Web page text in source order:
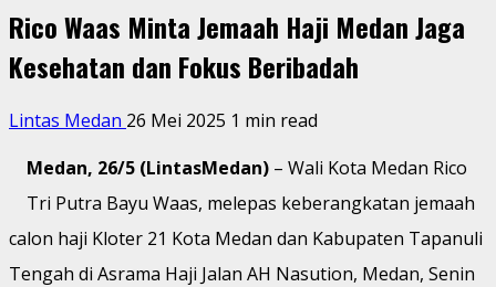
Rico Waas Minta Jemaah Haji Medan Jaga
Kesehatan dan Fokus Beribadah
Lintas Medan 26 Mei 2025 1 min read
Medan, 26/5 (LintasMedan) – Wali Kota Medan Rico
Tri Putra Bayu Waas, melepas keberangkatan jemaah
calon haji Kloter 21 Kota Medan dan Kabupaten Tapanuli
Tengah di Asrama Haji Jalan AH Nasution, Medan, Senin